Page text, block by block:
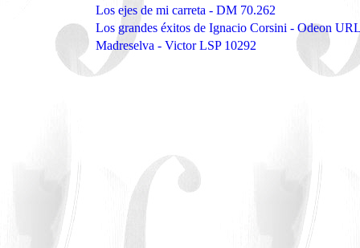
Los ejes de mi carreta - DM 70.262
Los grandes éxitos de Ignacio Corsini - Odeon
Madreselva - Victor LSP 10292